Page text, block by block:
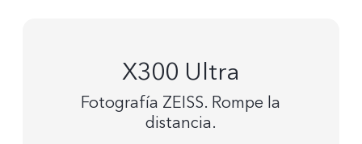
X300 Ultra
Fotografía ZEISS. Rompe la
distancia.